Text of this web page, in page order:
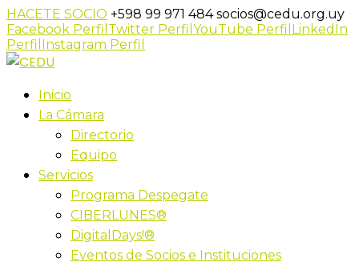
HACETE SOCIO +598 99 971 484socios@cedu.org.uy
Facebook Perfil Twitter Perfil YouTube Perfil LinkedIn
Perfil Instagram Perfil
Inicio
La Cámara
Directorio
Equipo
Servicios
Programa Despegate
CIBERLUNES®
DigitalDays!®
Eventos de Socios e Instituciones